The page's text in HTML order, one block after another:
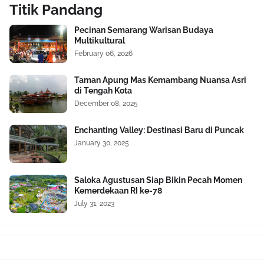
Titik Pandang
Pecinan Semarang Warisan Budaya
Multikultural
February 06, 2026
Taman Apung Mas Kemambang Nuansa Asri
di Tengah Kota
December 08, 2025
Enchanting Valley: Destinasi Baru di Puncak
January 30, 2025
Saloka Agustusan Siap Bikin Pecah Momen
Kemerdekaan RI ke-78
July 31, 2023